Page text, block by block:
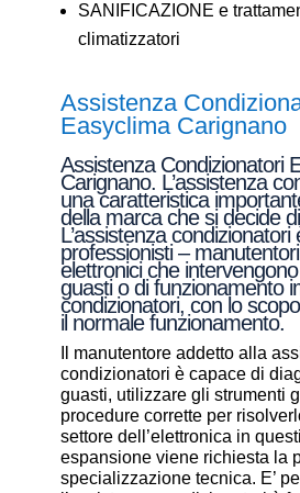
SANIFICAZIONE e
climatizzatori
Assistenza
Easyclima Carignano
Assistenza Condizionatori
Carignano. L’assistenza
una caratteristica
della marca che si decide
L’assistenza
professionisti –
elettronici che
guasti o di funzionamento
condizionatori, con lo
il normale funzionamento.
Il manutentore addetto alla
condizionatori è capace di
guasti, utilizzare gli strumenti
procedure corrette per
settore dell’elettronica in
espansione viene richiesta la
specializzazione tecnica. E’